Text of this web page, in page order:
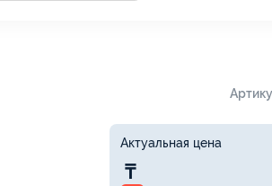
Актуальная цена
₸